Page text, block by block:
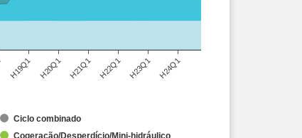
Ciclo combinado
Cogeração/Desperdício/Mini-hidráulico
H19Q1 H20Q1 H21Q1 H22Q1 H23Q1 H24Q1